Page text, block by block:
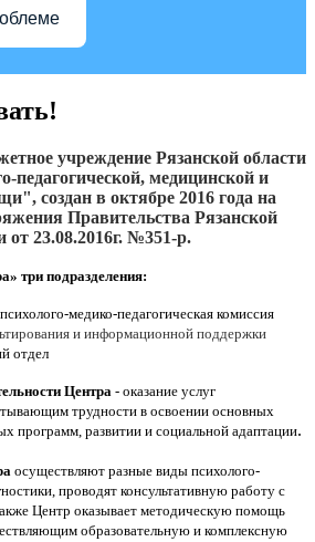
учреждение Рязанской области
педагогической, медицинской и
создан в октябре 2016года на
Правительства Рязанской
от 23.08.2016г. №351-р.
три подразделения:
медико-педагогическая комиссия
и информационной поддержки
отдел
Центра - оказание услуг
трудности в освоении основных
программ, развитии и социальной адаптации.
осуществляют разные виды психолого-
проводят консультативную работу с
Центр оказывает методическую помощь
образовательную и комплексную